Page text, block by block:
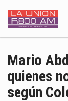
Mario
quienes
según